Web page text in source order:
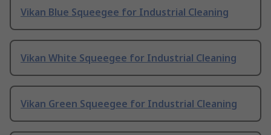
Vikan Blue Squeegee for Industrial Cleaning
Vikan White Squeegee for Industrial Cleaning
Vikan Green Squeegee for Industrial Cleaning